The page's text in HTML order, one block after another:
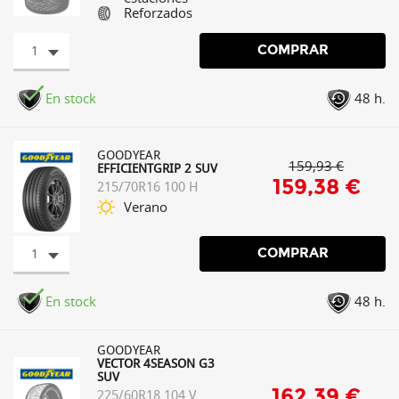
Reforzados
1 COMPRAR
En stock 48 h.
GOODYEAR
EFFICIENTGRIP 2 SUV
215/70R16 100 H
Verano
159,93 €
159,38 €
1 COMPRAR
En stock 48 h.
GOODYEAR
VECTOR 4SEASON G3
SUV
225/60R18 104 V